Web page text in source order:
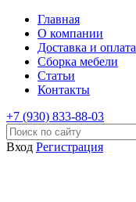
Главная
О компании
Доставка и оплата
Сборка мебели
Статьи
Контакты
+7 (930) 833-88-03
Вход Регистрация